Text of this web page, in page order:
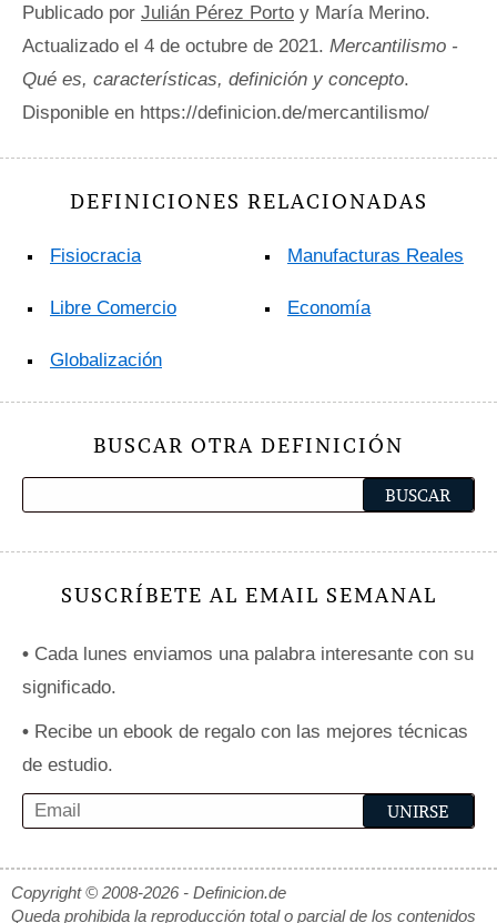
Publicado por Julián Pérez Porto y María Merino.
Actualizado el 4 de octubre de 2021. Mercantilismo -
Qué es, características, definición y concepto.
Disponible en https://definicion.de/mercantilismo/
DEFINICIONES RELACIONADAS
Fisiocracia
Libre Comercio
Globalización
Manufacturas Reales
Economía
BUSCAR OTRA DEFINICIÓN
SUSCRÍBETE AL EMAIL SEMANAL
• Cada lunes enviamos una palabra interesante con su
significado.
• Recibe un ebook de regalo con las mejores técnicas
de estudio.
Copyright © 2008-2026 - Definicion.de
Queda prohibida la reproducción total o parcial de los contenidos